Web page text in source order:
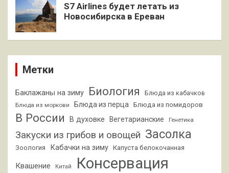
S7 Airlines будет летать из
Новосибирска в Ереван
Метки
Баклажаны на зиму Биология Блюда из кабачков
Блюда из моркови Блюда из перца Блюда из помидоров
В России В духовке Вегетарианские Генетика
Закуски из грибов и овощей Засолка
Зоология Кабачки на зиму Капуста белокочанная
Квашение Китай Консервация